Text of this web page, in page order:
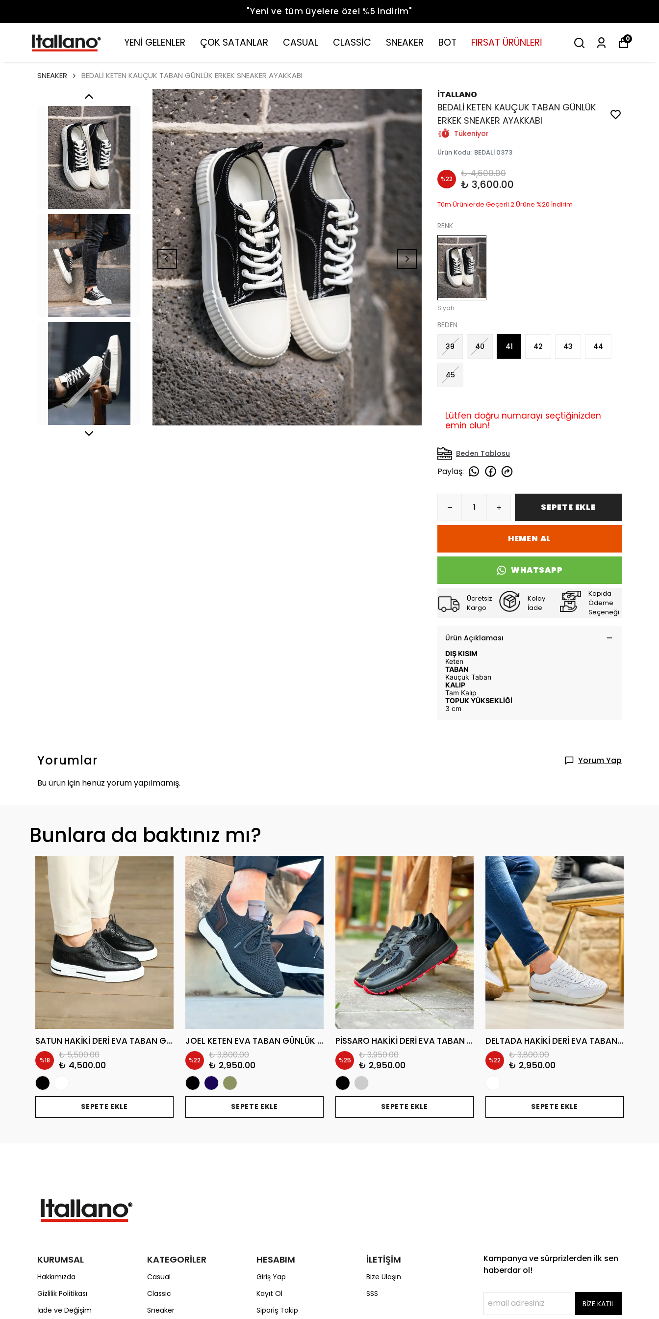
"Yeni ve tüm üyelere özel %5 indirim"
YENİ GELENLER ÇOK SATANLAR CASUAL CLASSİC SNEAKER BOT FIRSAT ÜRÜNLERİ 0
SNEAKER BEDALİ KETEN KAUÇUK TABAN GÜNLÜK ERKEK SNEAKER AYAKKABI
İTALLANO
BEDALİ KETEN KAUÇUK TABAN GÜNLÜK
ERKEK SNEAKER AYAKKABI
Tükeniyor
Ürün Kodu: BEDALİ 0373
%22 ₺ 4,600.00
₺ 3,600.00
Tüm Ürünlerde Geçerli 2.Ürüne %20 İndirim
RENK
Siyah
BEDEN
39 40 41 42 43 44
45
Lütfen doğru numarayı seçtiğinizden
emin olun!
Beden Tablosu
Paylaş:
SEPETE EKLE
HEMEN AL
WHATSAPP
Ücretsiz
Kargo
Kolay
İade
Kapıda
Ödeme
Seçeneği
Ürün Açıklaması
DIŞ KISIM
Keten
TABAN
Kauçuk Taban
KALIP
Tam Kalıp
TOPUK YÜKSEKLİĞİ
3 cm
Yorumlar
Yorum Yap
Bu ürün için henüz yorum yapılmamış.
Bunlara da baktınız mı?
SATUN HAKİKİ DERİ EVA TABAN GÜNLÜK ERKEK SNEAKER AYAKKABI
%18 ₺ 5,500.00
₺ 4,500.00
SEPETE EKLE
JOEL KETEN EVA TABAN GÜNLÜK ERKEK SNEAKER AYAKKABI
%22 ₺ 3,800.00
₺ 2,950.00
SEPETE EKLE
PİSSARO HAKİKİ DERİ EVA TABAN GÜNLÜK ERKEK SNEAKER AYAKKABI
%25 ₺ 3,950.00
₺ 2,950.00
SEPETE EKLE
DELTADA HAKİKİ DERİ EVA TABAN GÜNLÜK ERKEK SNEAKER AYAKKABI
%22 ₺ 3,800.00
₺ 2,950.00
SEPETE EKLE
KURUMSAL
Hakkımızda
Gizlilik Politikası
İade ve Değişim
KATEGORİLER
Casual
Classic
Sneaker
HESABIM
Giriş Yap
Kayıt Ol
Sipariş Takip
İLETİŞİM
Bize Ulaşın
SSS
Kampanya ve sürprizlerden ilk sen
haberdar ol!
BİZE KATIL